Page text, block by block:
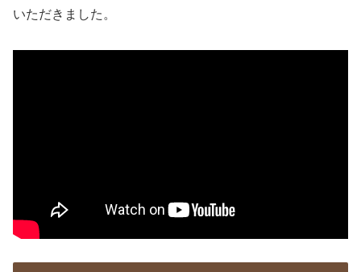
いただきました。